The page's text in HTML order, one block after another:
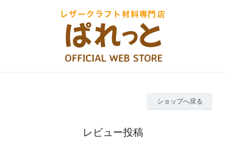
ショップへ戻る
レビュー投稿